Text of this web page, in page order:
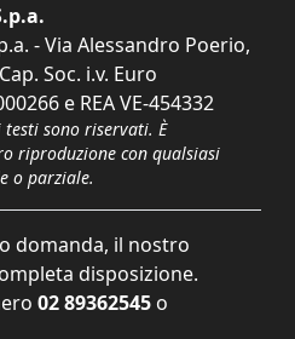
- Via Alessandro Poerio,
Soc. i.v. Euro
e REA VE-454332
sono riservati. È
riproduzione con qualsiasi
o parziale.
domanda, il nostro
disposizione.
02 89362545 o